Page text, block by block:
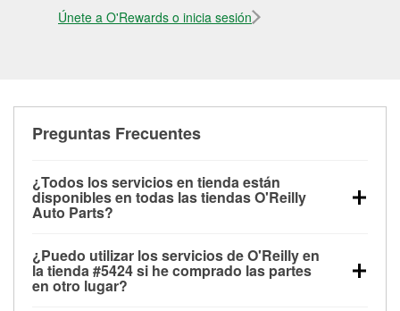
Únete a O'Rewards o inicia sesión
Preguntas Frecuentes
¿Todos los servicios en tienda están
disponibles en todas las tiendas O'Reilly
Auto Parts?
las pruebas de batería, pruebas de alternador y
motor de arranque, revisión de la luz “Check Engine”
con O'Reilly VeriScan® e instalación de
¿Puedo utilizar los servicios de O'Reilly en
la tienda #5424 si he comprado las partes
en otro lugar?